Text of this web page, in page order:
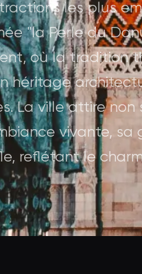
les plus
"la Perle du
où la tradition
héritage
La ville attire
vivante,
reflétant le